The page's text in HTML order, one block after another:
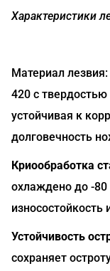
Характеристики
Материал
420 с твердостью
устойчивая к
долговечность
Криообработка
охлаждено до -80
износостойкость
Устойчивость
сохраняет